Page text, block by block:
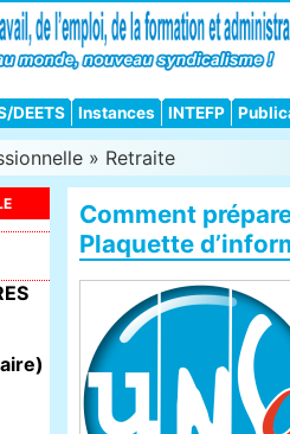
DEETS Instances INTEFP
» Retraite
Comment
Plaquette